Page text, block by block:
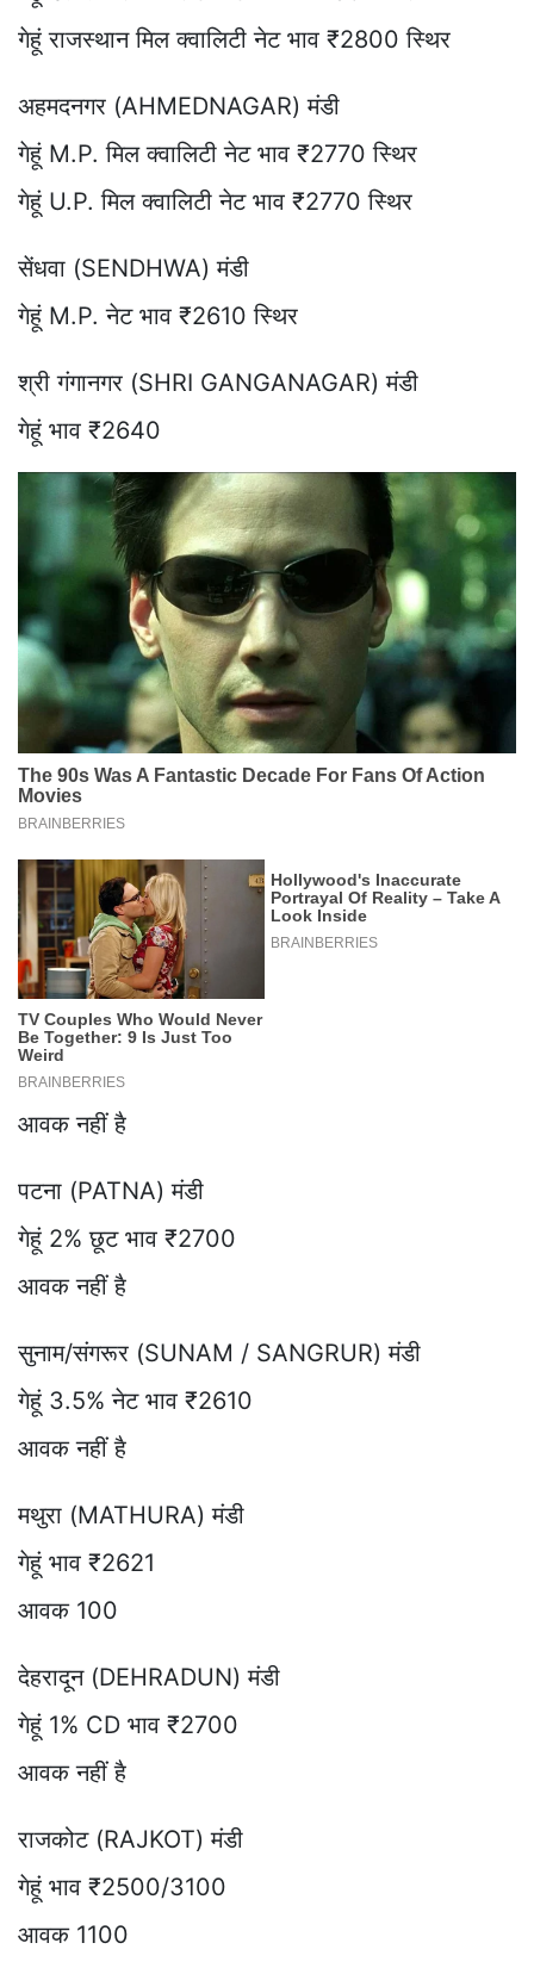
गेहूं राजस्थान मिल क्वालिटी नेट भाव ₹2800 स्थिर
अहमदनगर (AHMEDNAGAR) मंडी
गेहूं M.P. मिल क्वालिटी नेट भाव ₹2770 स्थिर
गेहूं U.P. मिल क्वालिटी नेट भाव ₹2770 स्थिर
सेंधवा (SENDHWA) मंडी
गेहूं M.P. नेट भाव ₹2610 स्थिर
श्री गंगानगर (SHRI GANGANAGAR) मंडी
गेहूं भाव ₹2640
आवक नहीं है
पटना (PATNA) मंडी
गेहूं 2% छूट भाव ₹2700
आवक नहीं है
सुनाम/संगरूर (SUNAM / SANGRUR) मंडी
गेहूं 3.5% नेट भाव ₹2610
आवक नहीं है
मथुरा (MATHURA) मंडी
गेहूं भाव ₹2621
आवक 100
देहरादून (DEHRADUN) मंडी
गेहूं 1% CD भाव ₹2700
आवक नहीं है
राजकोट (RAJKOT) मंडी
गेहूं भाव ₹2500/3100
आवक 1100